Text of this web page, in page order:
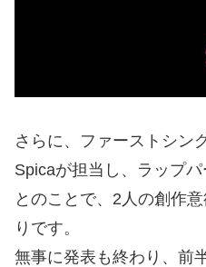
さらに、ファーストシン
Spicaが担当し、ラップ
とのことで、2人の創作
りです。
無事に発表も終わり、前